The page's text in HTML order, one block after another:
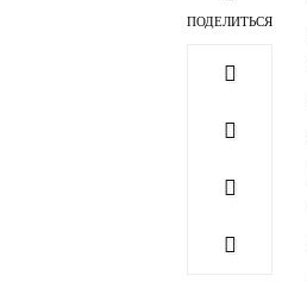
ПОДЕЛИТЬСЯ